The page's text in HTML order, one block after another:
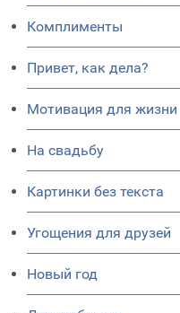
Комплименты
Привет, как дела?
Мотивация для жизни
На свадьбу
Картинки без текста
Угощения для друзей
Новый год